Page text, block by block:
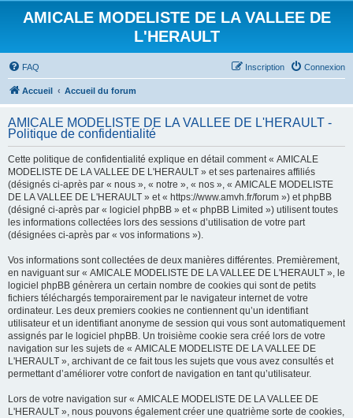
AMICALE MODELISTE DE LA VALLEE DE
L'HERAULT
FAQ Connexion
Inscription
Accueil Accueil du forum
AMICALE MODELISTE DE LA VALLEE DE L'HERAULT -
Politique de confidentialité
Cette politique de confidentialité explique en détail comment « AMICALE
MODELISTE DE LA VALLEE DE L'HERAULT » et ses partenaires affiliés
(désignés ci-après par « nous », « notre », « nos », « AMICALE MODELISTE
DE LA VALLEE DE L'HERAULT » et « https://www.amvh.fr/forum ») et phpBB
(désigné ci-après par « logiciel phpBB » et « phpBB Limited ») utilisent toutes
les informations collectées lors des sessions d’utilisation de votre part
(désignées ci-après par « vos informations »).
Vos informations sont collectées de deux manières différentes. Premièrement,
en naviguant sur « AMICALE MODELISTE DE LA VALLEE DE L'HERAULT », le
logiciel phpBB génèrera un certain nombre de cookies qui sont de petits
fichiers téléchargés temporairement par le navigateur internet de votre
ordinateur. Les deux premiers cookies ne contiennent qu’un identifiant
utilisateur et un identifiant anonyme de session qui vous sont automatiquement
assignés par le logiciel phpBB. Un troisième cookie sera créé lors de votre
navigation sur les sujets de « AMICALE MODELISTE DE LA VALLEE DE
L'HERAULT », archivant de ce fait tous les sujets que vous avez consultés et
permettant d’améliorer votre confort de navigation en tant qu’utilisateur.
Lors de votre navigation sur « AMICALE MODELISTE DE LA VALLEE DE
L'HERAULT », nous pouvons également créer une quatrième sorte de cookies,